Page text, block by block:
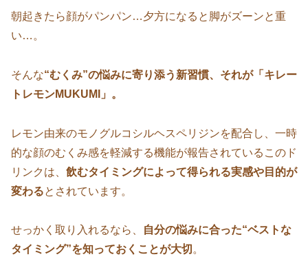
朝起きたら顔がパンパン…夕方になると脚がズーンと重
い…。
そんな“むくみ”の悩みに寄り添う新習慣、それが「キレー
トレモンMUKUMI」。
レモン由来のモノグルコシルヘスペリジンを配合し、一時
的な顔のむくみ感を軽減する機能が報告されているこのド
リンクは、 飲むタイミングによって得られる実感や目的が
変わるとされています。
せっかく取り入れるなら、
自分の悩みに合った“ベストな
タイミング”を知っておくことが大切 。